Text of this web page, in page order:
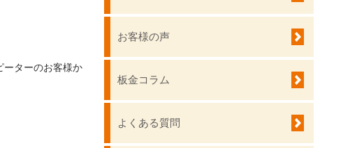
ーターのお客様か
お客様の声
板金コラム
よくある質問